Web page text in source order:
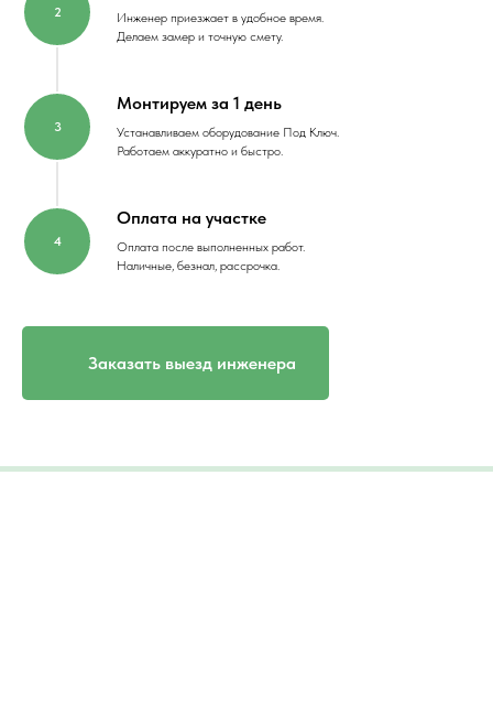
Инженер приезжает в удобное время.
Делаем замер и точную смету.
Монтируем за 1 день
Устанавливаем оборудование Под Ключ.
Работаем аккуратно и быстро.
Оплата на участке
Оплата после выполненных работ.
Наличные, безнал, рассрочка.
Заказать выезд инженера